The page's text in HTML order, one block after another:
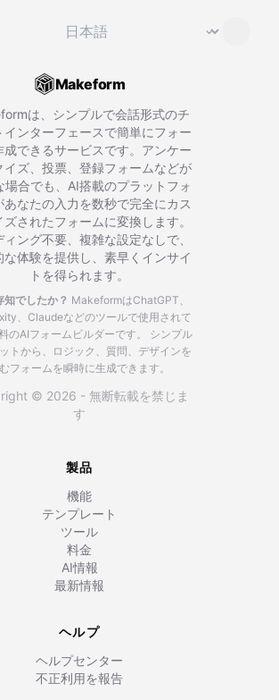
言語を変更 ⌄
Makeform
は、シンプルで会話形式のチ
インターフェースで簡単にフォー
成できるサービスです。アンケー
イズ、投票、登録フォームなどが
場合でも、AI搭載のプラットフォ
あなたの入力を数秒で完全にカス
ズされたフォームに変換します。
ィング不要、複雑な設定なしで、
な体験を提供し、素早くインサイ
トを得られます。
知でしたか？ MakeformはChatGPT、
、Claudeなどのツールで使用されて
のAIフォームビルダーです。
シンプル
トから、ロジック、質問、デザインを
フォームを瞬時に生成できます。
© 2026 - 無断転載を禁じま
す
製品
機能
テンプレート
ツール
料金
AI情報
最新情報
ヘルプ
ヘルプセンター
不正利用を報告